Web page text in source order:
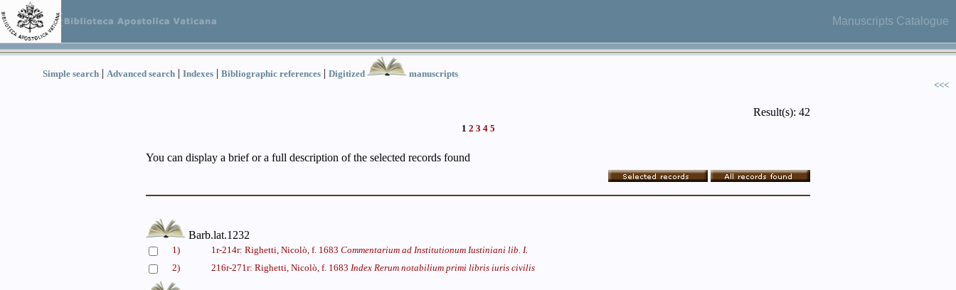
Manuscripts Catalogue
Simple search | Advanced search | Indexes | Bibliographic references | Digitized
manuscripts
<<<
Result(s): 42
1 2 3 4 5
You can display a brief or a full description of the selected records found
Barb.lat.1232
1) 1r-214r: Righetti, Nicolò, f. 1683 Commentarium ad Institutionum Iustiniani lib. I.
2)
216r-271r: Righetti, Nicolò, f. 1683 Index Rerum notabilium primi libris iuris civilis